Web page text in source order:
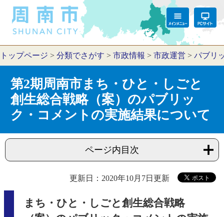
トップページ > 分類でさがす > 市政情報 > 市政運営 > パブリ
第2期周南市まち・ひと・しごと
創生総合戦略（案）のパブリッ
ク・コメントの実施結果について
ページ内目次
更新日：2020年10月7日更新
まち・ひと・しごと創生総合戦略